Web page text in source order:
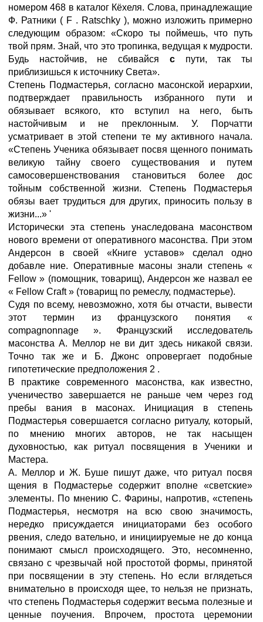
номером 468 в каталог Кёхеля. Слова, принадлежащие
Ф. Ратники ( F . Ratschky ), можно изложить примерно
следующим образом: «Скоро ты поймешь, что путь
твой прям. Знай, что это тропинка, ведущая к мудрости.
Будь настойчив, не сбивайся с пути, так ты
приблизишься к источнику Света».
Степень Подмастерья, согласно масонской иерархии,
подтверждает правильность избранного пути и
обязывает всякого, кто вступил на него, быть
настойчивым и не преклонным. У. Порчатти
усматривает в этой степени те му активного начала.
«Степень Ученика обязывает посвя щенного понимать
великую тайну своего существования и путем
самосовершенствования становиться более дос
тойным собственной жизни. Степень Подмастерья
обязы вает трудиться для других, приносить пользу в
жизни...» '
Исторически эта степень унаследована масонством
нового времени от оперативного масонства. При этом
Андерсон в своей «Книге уставов» сделал одно
добавле ние. Оперативные масоны знали степень «
Fellow » (помощник, товарищ), Андерсон же назвал ее
« Fellow Craft » (товарищ по ремеслу, подмастерье).
Судя по всему, невозможно, хотя бы отчасти, вывести
этот термин из французского понятия «
compagnonnage ». Французский исследователь
масонства А. Меллор не ви дит здесь никакой связи.
Точно так же и Б. Джонс опровергает подобные
гипотетические предположения 2 .
В практике современного масонства, как известно,
ученичество завершается не раньше чем через год
пребы вания в масонах. Инициация в степень
Подмастерья совершается согласно ритуалу, который,
по мнению многих авторов, не так насыщен
духовностью, как ритуал посвящения в Ученики и
Мастера.
А. Меллор и Ж. Буше пишут даже, что ритуал посвя
щения в Подмастерье содержит вполне «светские»
элементы. По мнению С. Фарины, напротив, «степень
Подмастерья, несмотря на всю свою значимость,
нередко присуждается инициаторами без особого
рвения, следо вательно, и инициируемые не до конца
понимают смысл происходящего. Это, несомненно,
связано с чрезвычай ной простотой формы, принятой
при посвящении в эту степень. Но если вглядеться
внимательно в происходя щее, то нельзя не признать,
что степень Подмастерья содержит весьма полезные и
ценные поучения. Впрочем, простота церемонии